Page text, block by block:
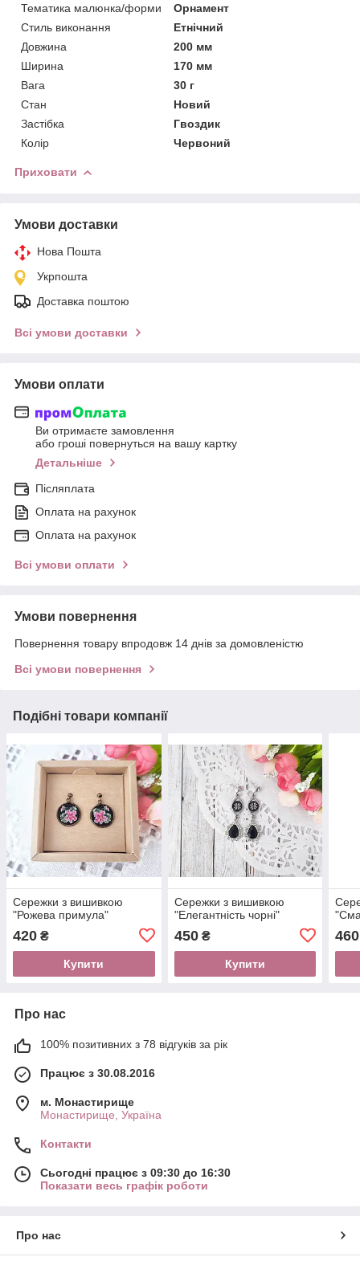
Тематика малюнка/форми
Орнамент
Стиль виконання
Етнічний
Довжина
200 мм
Ширина
170 мм
Вага
30 г
Стан
Новий
Застібка
Гвоздик
Колір
Червоний
Приховати
Умови доставки
Нова Пошта
Укрпошта
Доставка поштою
Всі умови доставки
Умови оплати
Ви отримаєте замовлення
або гроші повернуться на вашу картку
Детальніше
Післяплата
Оплата на рахунок
Оплата на рахунок
Всі умови оплати
Умови повернення
Повернення товару впродовж 14 днів за домовленістю
Всі умови повернення
Подібні товари компанії
Сережки з вишивкою
"Рожева примула"
420 ₴
Купити
Сережки з вишивкою
"Елегантність чорні"
450₴
Купити
460
Про нас
100% позитивних з 78 відгуків за рік
Працює з 30.08.2016
м. Монастирище
Монастирище, Україна
Контакти
Сьогодні працює з 09:30 до 16:30
Показати весь графік роботи
Про нас